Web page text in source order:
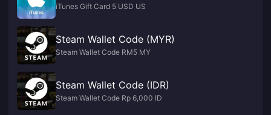
iTunes Gift Card 5 USD US
Steam Wallet Code (MYR)
Steam Wallet Code RM5 MY
Steam Wallet Code (IDR)
Steam Wallet Code Rp 6,000 ID